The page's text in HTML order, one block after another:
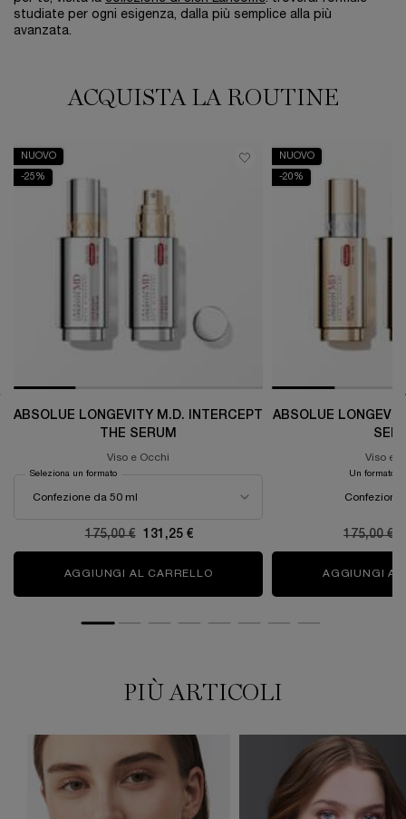
studiate per ogni esigenza, dalla più semplice alla più
avanzata.
ACQUISTA LA ROUTINE
NUOVO
-25%
ABSOLUE LONGEVITY M.D. INTERCEPT
THE SERUM
Viso e Occhi
Seleziona un formato
Old price
175,00 € New price
131,25 €
AGGIUNGI AL CARRELLO ABSOLUE LONGEVITY M.D.
NUOVO
-20%
ABSOLUE
Viso e
Un formato
Confezione
Old price
175,00 €
AGGIUNGI AL
PIÙ ARTICOLI